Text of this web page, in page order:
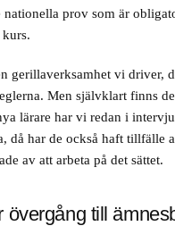
nationella prov som är
gerillaverksamhet vi driver,
Men självklart finns
lärare har vi redan i
då har de också haft tillfälle
av att arbeta på det sättet.
övergång till